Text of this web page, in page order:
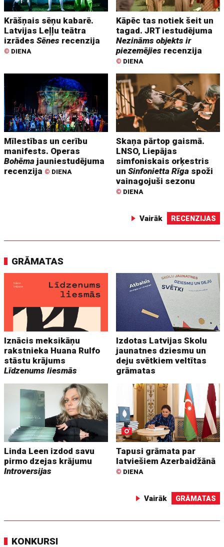
Krāšņais sēņu kabarē.
Latvijas Leļļu teātra
izrādesSēnes recenzija
© DIENA
Kāpēc tas notiek šeit un
tagad. JRT iestudējuma
Nezināms objekts ir
piezemējies recenzija
© DIENA
Mīlestības un cerību
manifests. Operas
Bohēma jauniestudējuma
recenzija © DIENA
Skaņa pārtop gaismā.
LNSO, Liepājas
simfoniskais orķestris
unSinfonietta Rīga spoži
vainagojuši sezonu
© DIENA
Vairāk RECENZIJAS
GRĀMATAS
Iznācis meksikāņu
rakstnieka Huana Rulfo
stāstu krājums
Līdzenums liesmās
Izdotas Latvijas Skolu
jaunatnes dziesmu un
deju svētkiem veltītas
grāmatas
Linda Leen izdod savu
pirmo dzejas krājumu
Introversijas
Tapusi grāmata par
latviešiem Azerbaidžānā
© DIENA
Vairāk GRĀMATAS
KONKURSI